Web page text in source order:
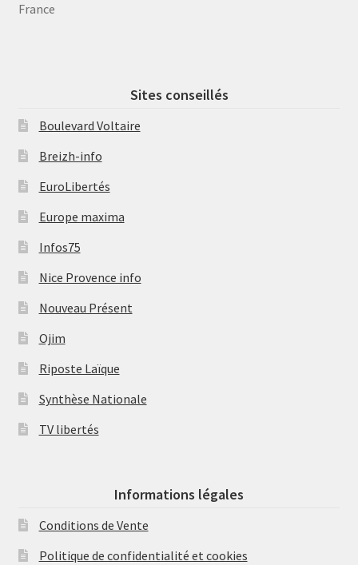
France
Sites conseillés
Boulevard Voltaire
Breizh-info
EuroLibertés
Europe maxima
Infos75
Nice Provence info
Nouveau Présent
Ojim
Riposte Laïque
Synthèse Nationale
TV libertés
Informations légales
Conditions de Vente
Politique de confidentialité et cookies